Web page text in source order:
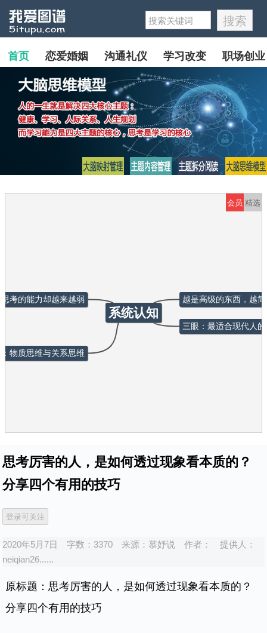
首页 恋爱婚姻 沟通礼仪 学习改变 职场创业
精选
会员
系统认知
考的能力却越来越弱 越是高级的东西，越
物质思维与关系思维
三眼：最适合现代人
思考厉害的人，是如何透过现象看本质的？
分享四个有用的技巧
2020年5月7日 字数：3370 来源：慕妤说 作者：
提供人：
neiqian26......
原标题：思考厉害的人，是如何透过现象看本质的？
分享四个有用的技巧